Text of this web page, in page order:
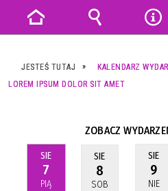
JESTEŚ TUTAJ
KALENDARZ
LOREM IPSUM DOLOR SIT AMET
ZOBACZ
SIE
7
PIĄ
SIE
8
SOB
SIE
9
NIE
Strona
główna